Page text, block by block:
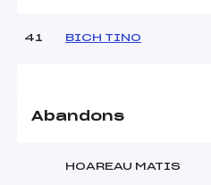
41 BICH TINO
Abandons
HOAREAU MATIS